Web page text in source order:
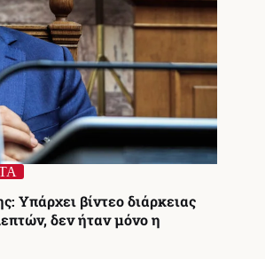
Υπάρχει βίντεο διάρκειας
δεν ήταν μόνο η